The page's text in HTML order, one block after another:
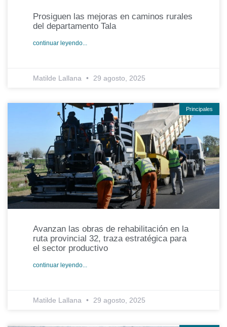
Prosiguen las mejoras en caminos rurales
del departamento Tala
continuar leyendo...
Matilde Lallana 29 agosto, 2025
Principales
Avanzan las obras de rehabilitación en la
ruta provincial 32, traza estratégica para
el sector productivo
continuar leyendo...
Matilde Lallana 29 agosto, 2025